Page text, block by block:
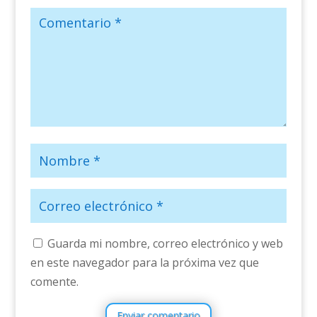
Guarda mi nombre, correo electrónico y web
en este navegador para la próxima vez que
comente.